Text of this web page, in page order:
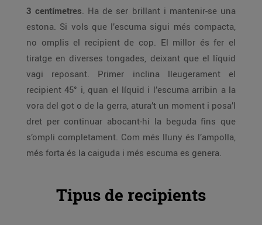
3 centímetres. Ha de ser brillant i mantenir-se una
estona. Si vols que l’escuma sigui més compacta,
no omplis el recipient de cop. El millor és fer el
tiratge en diverses tongades, deixant que el líquid
vagi reposant. Primer inclina lleugerament el
recipient 45° i, quan el líquid i l’escuma arribin a la
vora del got o de la gerra, atura’t un moment i posa’l
dret per continuar abocant-hi la beguda fins que
s’ompli completament. Com més lluny és l’ampolla,
més forta és la caiguda i més escuma es genera.
Tipus de recipients